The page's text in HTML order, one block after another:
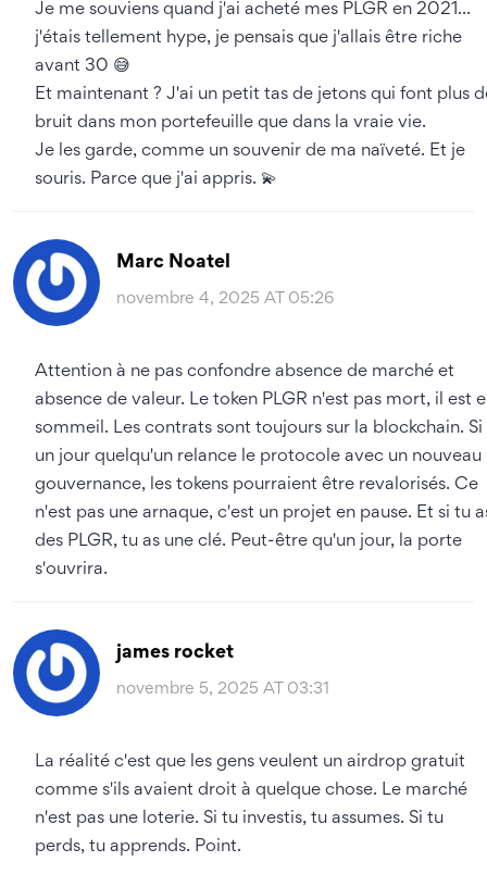
Je me souviens quand j'ai acheté mes PLGR en 2021...
j'étais tellement hype, je pensais que j'allais être riche
avant 30 😅
Et maintenant ? J'ai un petit tas de jetons qui font plus
bruit dans mon portefeuille que dans la vraie vie.
Je les garde, comme un souvenir de ma naïveté. Et je
souris. Parce que j'ai appris. 💫
Marc Noatel
novembre 4, 2025 AT 05:26
Attention à ne pas confondre absence de marché et
absence de valeur. Le token PLGR n'est pas mort, il est
sommeil. Les contrats sont toujours sur la blockchain. Si
un jour quelqu'un relance le protocole avec un nouveau
gouvernance, les tokens pourraient être revalorisés. Ce
n'est pas une arnaque, c'est un projet en pause. Et si tu
des PLGR, tu as une clé. Peut-être qu'un jour, la porte
s'ouvrira.
james rocket
novembre 5, 2025 AT 03:31
La réalité c'est que les gens veulent un airdrop gratuit
comme s'ils avaient droit à quelque chose. Le marché
n'est pas une loterie. Si tu investis, tu assumes. Si tu
perds, tu apprends. Point.